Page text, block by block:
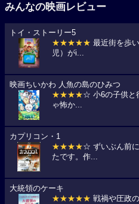
みんなの映画レビュー
トイ・ストーリー5
★★★★★ 最近街を歩
児）がi...
映画ちいかわ 人魚の島のひみつ
★★★★☆ 小6の子供と
ゃ怖か...
カプリコン・1
★★★★☆ ずいぶん前
たです。作...
大統領のケーキ
★★★★★ 戦禍や圧政